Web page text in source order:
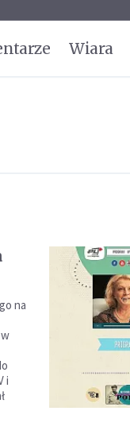
Wiara
na
i